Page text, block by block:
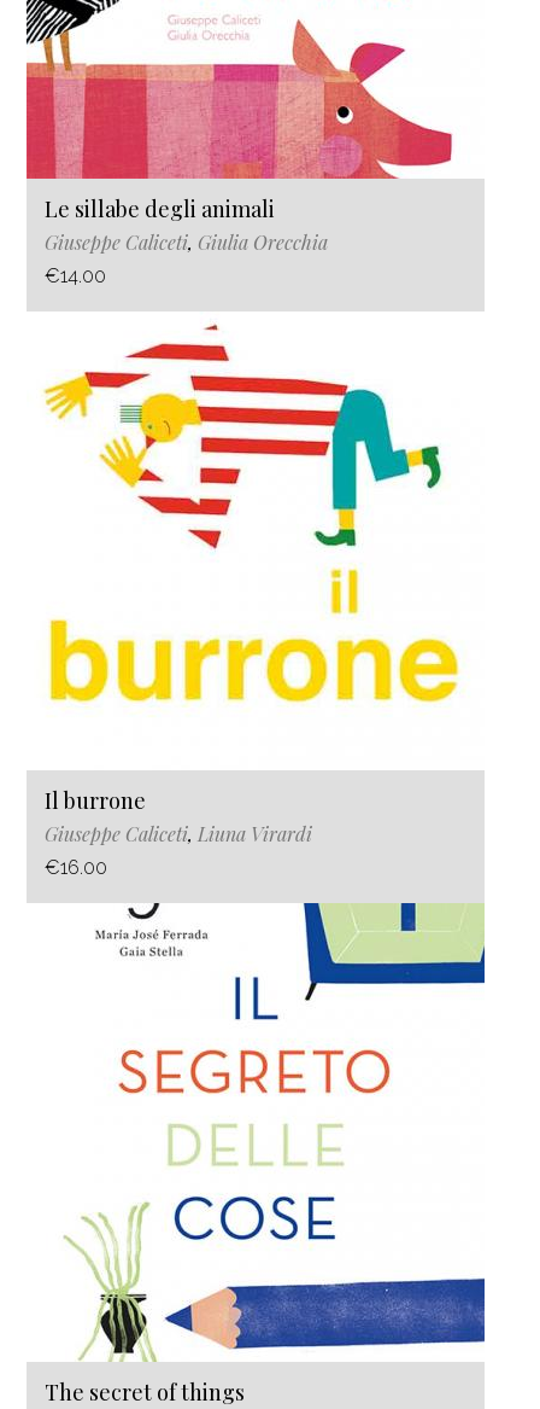
Le sillabe degli animali
Giuseppe Caliceti, Giulia Orecchia
€14.00
Il burrone
Giuseppe Caliceti, Liuna Virardi
€16.00
The secret of things